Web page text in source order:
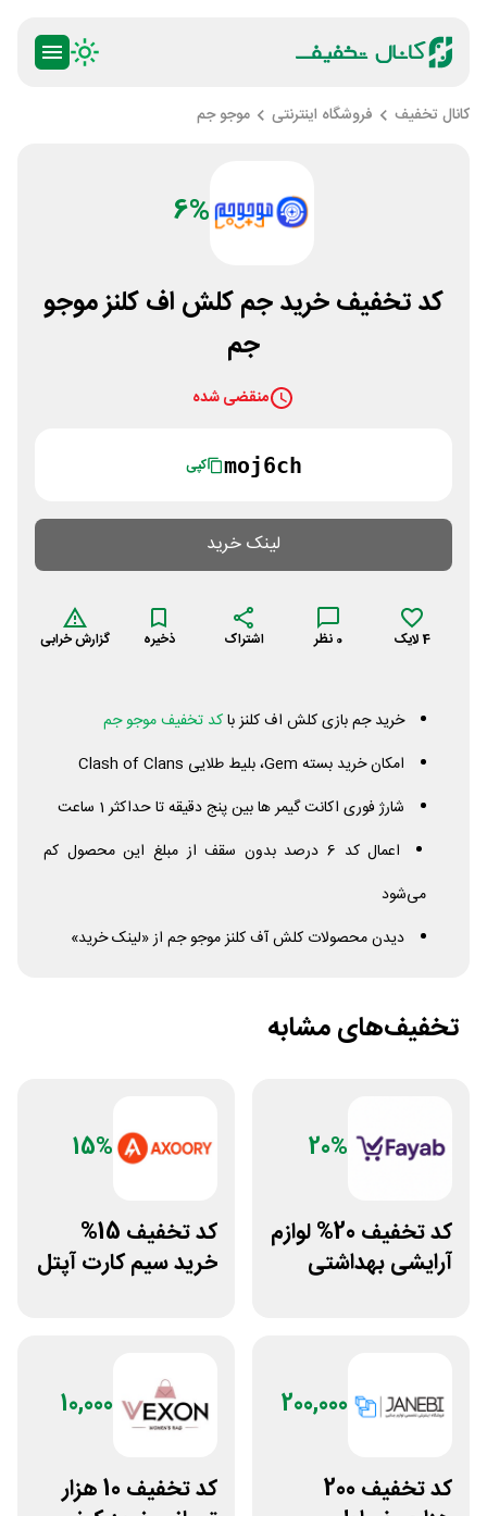
کانال تخفیف فروشگاه اینترنتی موجو جم
6%
کد تخفیف خرید جم کلش اف کلنز موجو
جم
منقضی شده
moj6ch کپی
لینک خرید
4 لایک 0 نظر اشتراک ذخیره گزارش خرابی
خرید جم بازی کلش اف کلنز باکد تخفیف موجو جم
امکان خرید بسته Gem، بلیط طلایی
Clash ofClans
شارژ فوری اکانت گیمر ها بین پنج دقیقه تا حداکثر 1 ساعت
اعمال کد 6 درصد بدون سقف از مبلغ این محصول کم
می‌شود
دیدن محصولات کلش آف کلنز موجو جم از «لینک خرید»
تخفیف‌های مشابه
20%
کد تخفیف 20% لوازم
آرایشی بهداشتی
15%
کد تخفیف 15%
خرید سیم کارت آپتل
200,000
کد تخفیف 200
10,000
کد تخفیف 10 هزار